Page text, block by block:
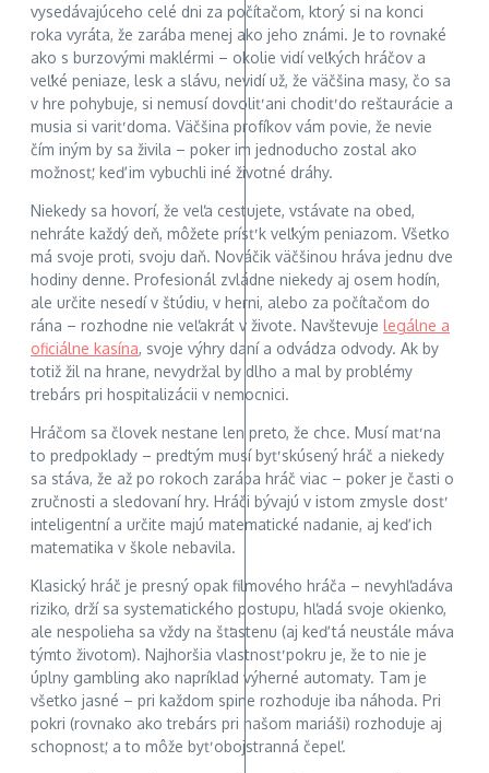
vysedávajúceho celé dni za počítačom, ktorý si na konci
roka vyráta, že zarába menej ako jeho známi. Je to rovnaké
ako s burzovými maklérmi – okolie vidí veľkých hráčov a
veľké peniaze, lesk a slávu, nevidí už, že väčšina masy, čo sa
v hre pohybuje, si nemusí dovoliť ani chodiť do reštaurácie a
musia si variť doma. Väčšina profíkov vám povie, že nevie
čím iným by sa živila – poker im jednoducho zostal ako
možnosť, keď im vybuchli iné životné dráhy.
Niekedy sa hovorí, že veľa cestujete, vstávate na obed,
nehráte každý deň, môžete prísť k veľkým peniazom. Všetko
má svoje proti, svoju daň. Nováčik väčšinou hráva jednu dve
hodiny denne. Profesionál zvládne niekedy aj osem hodín,
ale určite nesedí v štúdiu, v herni, alebo za počítačom do
rána – rozhodne nie veľakrát v živote. Navštevuje legálne a
oficiálne kasína, svoje výhry daní a odvádza odvody. Ak by
totiž žil na hrane, nevydržal by dlho a mal by problémy
trebárs pri hospitalizácii v nemocnici.
Hráčom sa človek nestane len preto, že chce. Musí mať na
to predpoklady – predtým musí byť skúsený hráč a niekedy
sa stáva, že až po rokoch zarába hráč viac – poker je časti o
zručnosti a sledovaní hry. Hráči bývajú v istom zmysle dosť
inteligentní a určite majú matematické nadanie, aj keď ich
matematika v škole nebavila.
Klasický hráč je presný opak filmového hráča – nevyhľadáva
riziko, drží sa systematického postupu, hľadá svoje okienko,
ale nespolieha sa vždy na šťastenu (aj keď tá neustále máva
týmto životom). Najhoršia vlastnosť pokru je, že to nie je
úplny gambling ako napríklad výherné automaty. Tam je
všetko jasné – pri každom spine rozhoduje iba náhoda. Pri
pokri (rovnako ako trebárs pri našom mariáši) rozhoduje aj
schopnosť, a to môže byť obojstranná čepeľ.